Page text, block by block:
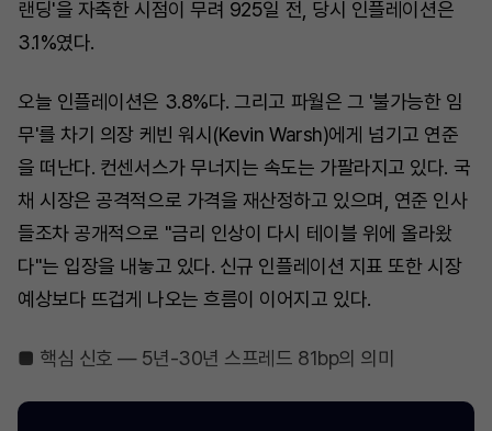
랜딩'을 자축한 시점이 무려 925일 전, 당시 인플레이션은
3.1%였다.
오늘 인플레이션은 3.8%다. 그리고 파월은 그 '불가능한 임
무'를 차기 의장 케빈 워시(Kevin Warsh)에게 넘기고 연준
을 떠난다. 컨센서스가 무너지는 속도는 가팔라지고 있다. 국
채 시장은 공격적으로 가격을 재산정하고 있으며, 연준 인사
들조차 공개적으로 "금리 인상이 다시 테이블 위에 올라왔
다"는 입장을 내놓고 있다. 신규 인플레이션 지표 또한 시장
예상보다 뜨겁게 나오는 흐름이 이어지고 있다.
■ 핵심 신호 — 5년-30년 스프레드 81bp의 의미